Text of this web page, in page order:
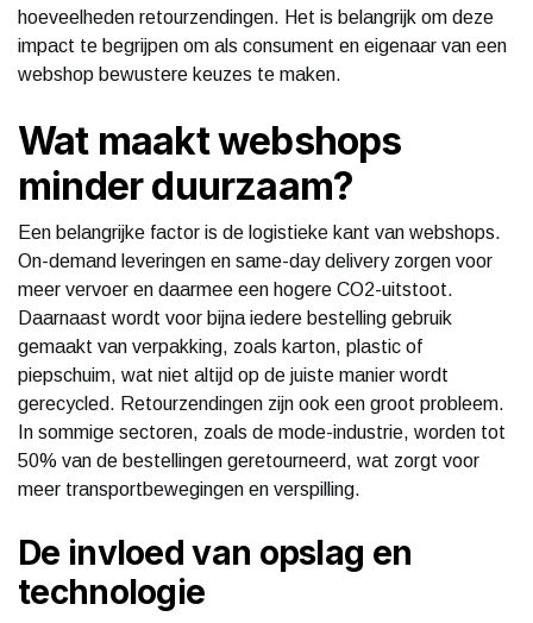
hoeveelheden retourzendingen. Het is belangrijk om deze
impact te begrijpen om als consument en eigenaar van een
webshop bewustere keuzes te maken.
Wat maakt webshops
minder duurzaam?
Een belangrijke factor is de logistieke kant van webshops.
On-demand leveringen en same-day delivery zorgen voor
meer vervoer en daarmee een hogere CO2-uitstoot.
Daarnaast wordt voor bijna iedere bestelling gebruik
gemaakt van verpakking, zoals karton, plastic of
piepschuim, wat niet altijd op de juiste manier wordt
gerecycled. Retourzendingen zijn ook een groot probleem.
In sommige sectoren, zoals de mode-industrie, worden tot
50% van de bestellingen geretourneerd, wat zorgt voor
meer transportbewegingen en verspilling.
De invloed van opslag en
technologie